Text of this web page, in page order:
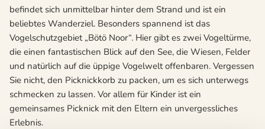
befindet sich unmittelbar hinter dem Strand und ist ein
beliebtes Wanderziel. Besonders spannend ist das
Vogelschutzgebiet „Bötö Noor“. Hier gibt es zwei Vogeltürme,
die einen fantastischen Blick auf den See, die Wiesen, Felder
und natürlich auf die üppige Vogelwelt offenbaren. Vergessen
Sie nicht, den Picknickkorb zu packen, um es sich unterwegs
schmecken zu lassen. Vor allem für Kinder ist ein
gemeinsames Picknick mit den Eltern ein unvergessliches
Erlebnis.